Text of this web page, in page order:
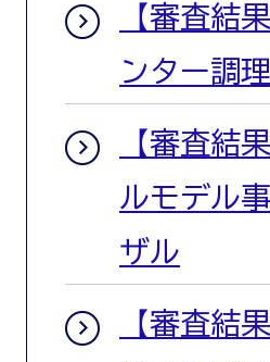
【審査結
ンター調
【審査結
ルモデル
ザル
【審査結